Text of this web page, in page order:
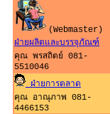
(Webmaster)
ฝ่ายผลิตและบรรจุภัณฑ์
คุณ พรสถิตย์ 081-
5510046
ฝ่ายการตลาด
คุณ อาณุภาพ 081-
4466153